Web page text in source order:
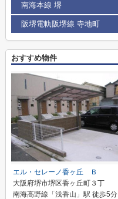
南海本線 堺
阪堺電軌阪堺線 寺地町
おすすめ物件
エル・セレーノ香ヶ丘 Ｂ
大阪府堺市堺区香ヶ丘町３丁
南海高野線「浅香山」駅 徒歩5分